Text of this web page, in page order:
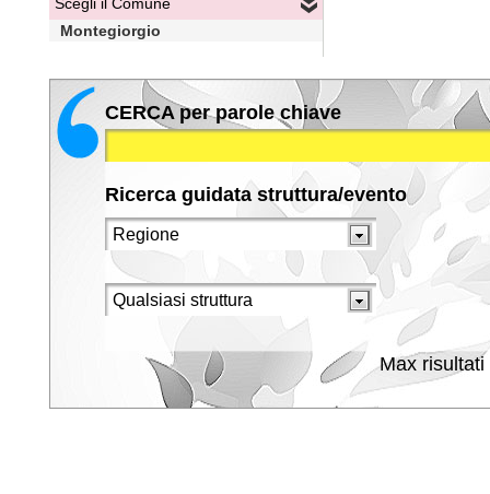
Montegiorgio
CERCA per parole chiave
Ricerca guidata struttura/evento
Max risultati